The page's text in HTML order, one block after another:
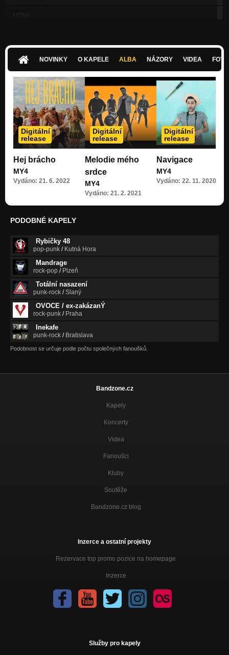
Učitel
Stíny vestibulu
Singl "Stíny vestibulu"
Souznění
Singl "Souznění"
Venuše
Singl "Venuše"
NOVINKY O KAPELE ALBA NÁZORY VIDEA
Digitální
release
Hej brácho
MY4
Vydáno: 21. 6. 2022
Digitální
release
Melodie mého
srdce
MY4
Vydáno: 21. 2. 2021
Digitální
release
Navigace
MY4
Vydáno: 22. 11. 2020
PODOBNÉ KAPELY
Rybičky 48
pop-punk / Kutná Hora
Mandrage
rock-pop / Plzeň
Totální nasazení
punk-rock /Slaný
OVOCE / ex-zakázanÝ
rock-punk / Praha
Inekafe
punk-rock / Bratislava
Podobnost se určuje podle počtu společných fanoušků.
Bandzone.cz
Kapely
Koncerty
Videa
Fanoušci
Kluby
Soutěže
Bandzone.cz blog
Inzerce a ostatní projekty
Rezervace top promo pozice na homepage
Inzerce
Služby pro kapely